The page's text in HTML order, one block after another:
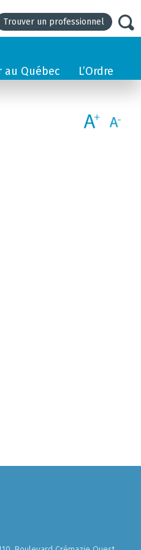
Trouver un professionnel
au Québec L’Ordre